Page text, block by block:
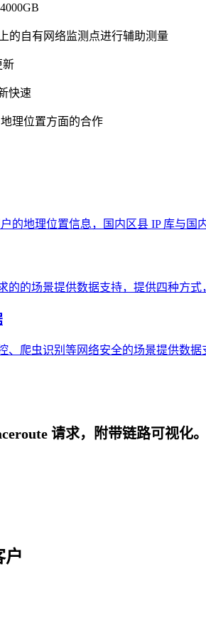
的自有网络监测点进行辅助测量
新
快速
理位置方面的合作
的地理位置信息，国内区县 IP 库与国
的的场景提供数据支持，提供四种方式
、爬虫识别等网络安全的场景提供数据
请求，附带链路可视化。
户